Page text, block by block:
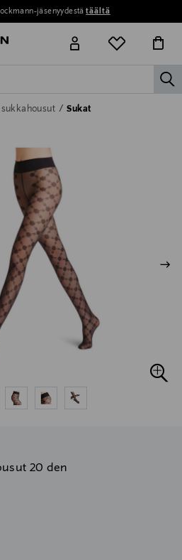
jäsenyydestätäältä
LAPSET KOTI
Sukat
20 den